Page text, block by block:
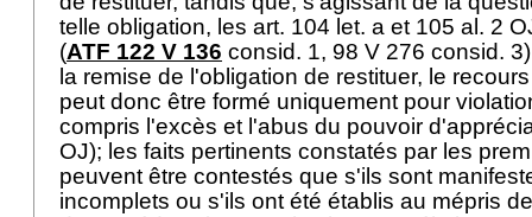
telle obligation, les art. 104 let. a et 105 al. 2
(ATF 122 V 136 consid. 1, 98 V 276 consid.
la remise de l'obligation de restituer, le
peut donc être formé uniquement pour
compris l'excès et l'abus du pouvoir
OJ); les faits pertinents constatés par les
peuvent être contestés que s'ils sont
incomplets ou s'ils ont été établis au mépris